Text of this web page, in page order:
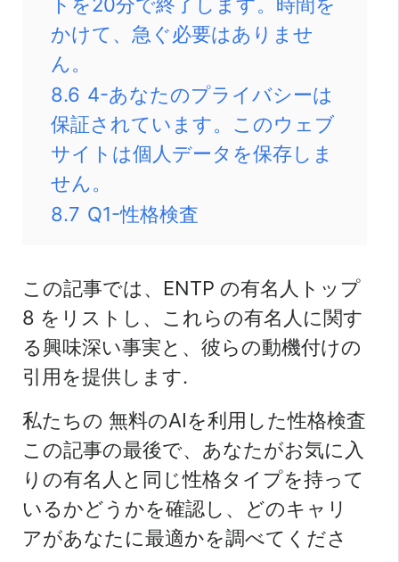
かけて、急ぐ必要はありませ
ん。
8.6 4-あなたのプライバシーは
保証されています。このウェブ
サイトは個人データを保存しま
せん。
8.7 Q1-性格検査
この記事では、ENTP の有名人トップ
8 をリストし、これらの有名人に関す
る興味深い事実と、彼らの動機付けの
引用を提供します.
私たちの 無料のAIを利用した性格検査
この記事の最後で、あなたがお気に入
りの有名人と同じ性格タイプを持って
いるかどうかを確認し、どのキャリ
アがあなたに最適かを調べてくださ